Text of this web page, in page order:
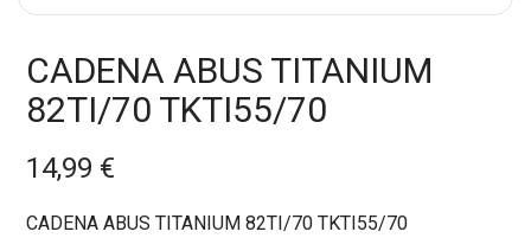
CADENA ABUS TITANIUM
82TI/70 TKTI55/70
14,99 €
CADENA ABUS TITANIUM 82TI/70 TKTI55/70